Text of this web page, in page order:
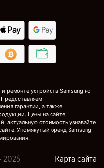
ремонте устройств Samsung но
гарантии, а также
Цены на сайте
актуальную стоимость узнавайте
Упомянутый бренд Samsung
2026 Карта сайта